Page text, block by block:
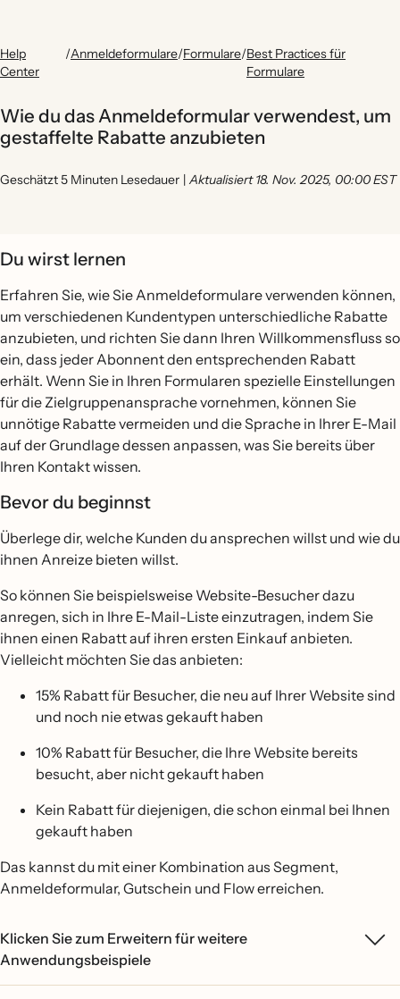
Help
Center
/Anmeldeformulare/Formulare/Best Practices für
Formulare
Wie du das Anmeldeformular verwendest, um
gestaffelte Rabatte anzubieten
Geschätzt 5 Minuten Lesedauer | Aktualisiert 18. Nov. 2025, 00:00 EST
Du wirst lernen
Erfahren Sie, wie Sie Anmeldeformulare verwenden können,
um verschiedenen Kundentypen unterschiedliche Rabatte
anzubieten, und richten Sie dann Ihren Willkommensfluss so
ein, dass jeder Abonnent den entsprechenden Rabatt
erhält. Wenn Sie in Ihren Formularen spezielle Einstellungen
für die Zielgruppenansprache vornehmen, können Sie
unnötige Rabatte vermeiden und die Sprache in Ihrer E-Mail
auf der Grundlage dessen anpassen, was Sie bereits über
Ihren Kontakt wissen.
Bevor du beginnst
Überlege dir, welche Kunden du ansprechen willst und wie du
ihnen Anreize bieten willst.
So können Sie beispielsweise Website-Besucher dazu
anregen, sich in Ihre E-Mail-Liste einzutragen, indem Sie
ihnen einen Rabatt auf ihren ersten Einkauf anbieten.
Vielleicht möchten Sie das anbieten:
15% Rabatt für Besucher, die neu auf Ihrer Website sind
und noch nie etwas gekauft haben
10% Rabatt für Besucher, die Ihre Website bereits
besucht, aber nicht gekauft haben
Kein Rabatt für diejenigen, die schon einmal bei Ihnen
gekauft haben
Das kannst du mit einer Kombination aus Segment,
Anmeldeformular, Gutschein und Flow erreichen.
Klicken Sie zum Erweitern für weitere
Anwendungsbeispiele